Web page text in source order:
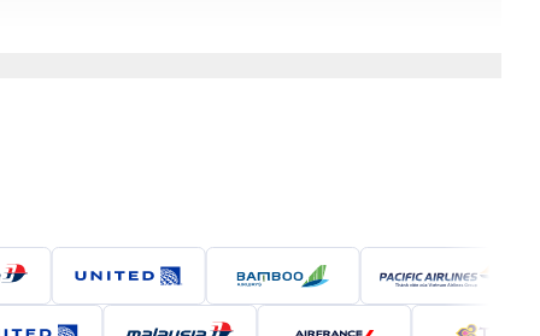
Exeter (EXT), cách thành phố khoảng 76km và